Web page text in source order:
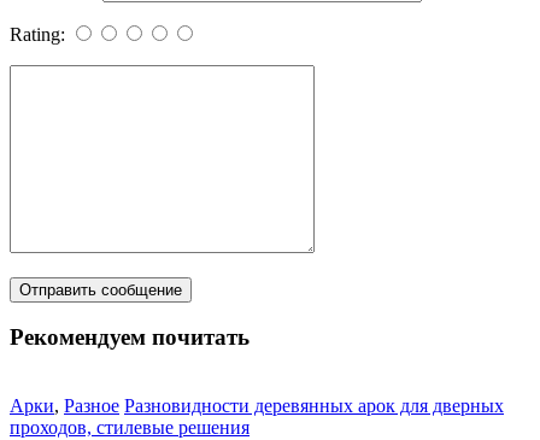
Rating:
Рекомендуем почитать
Арки, Разное Разновидности деревянных арок для дверных
проходов, стилевые решения